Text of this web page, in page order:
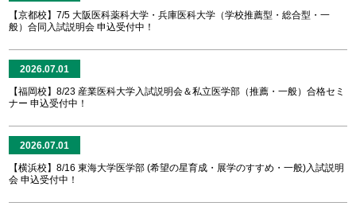
【京都校】7/5 大阪医科薬科大学・兵庫医科大学（学校推薦型・総合型・一
般）合同入試説明会 申込受付中！
2026.07.01
【福岡校】8/23 産業医科大学入試説明会＆私立医学部（推薦・一般）合格セミ
ナー 申込受付中！
2026.07.01
【横浜校】8/16 東海大学医学部 (希望の星育成・展学のすすめ・一般)入試説明
会 申込受付中！